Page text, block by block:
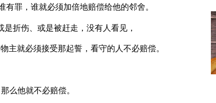
罪，谁就必须加倍地赔偿给他的邻舍。
折伤、或是被赶走，没有人看见，
就必须接受那起誓，看守的人不必赔偿。
么他就不必赔偿。